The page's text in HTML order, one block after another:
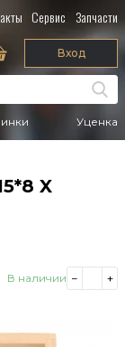
Сервис Запчасти
Уценка
Вход
X
В наличии